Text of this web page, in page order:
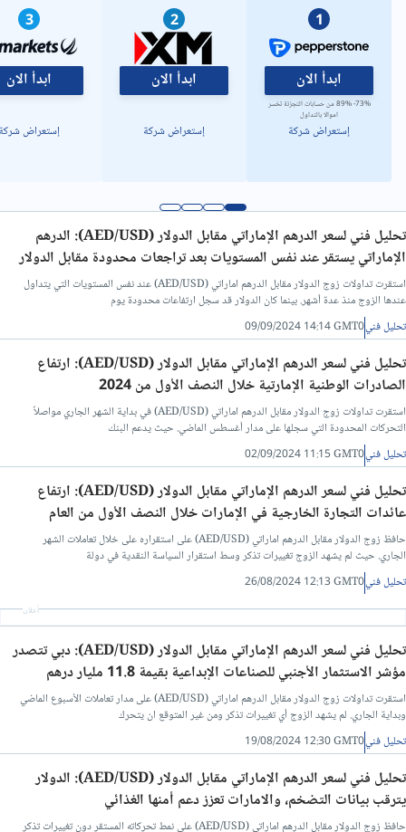
تحليل فني/سعر الدولار مقابل الدينار ليبي
1
ابدأ الان
73%- 89% من حسابات التجزئة تخسر
اموالا بالتداول
إستعراض شركة
2
ابدأ الان
إستعراض شركة
3
ابدأ الان
إستعراض
تحليل فني لسعر الدرهم الإماراتي مقابل الدولار (AED/USD): الدرهم
الإماراتي يستقر عند نفس المستويات بعد تراجعات محدودة مقابل الدولار
استقرت تداولات زوج الدولار مقابل الدرهم اماراتي (AED/USD) عند نفس المستويات التي يتداول
عندها الزوج منذ عدة أشهر. بينما كان الدولار قد سجل ارتفاعات محدودة يوم
تحليل فني09/09/2024 14:14 GMT0
تحليل فني لسعر الدرهم الإماراتي مقابل الدولار (AED/USD): ارتفاع
الصادرات الوطنية الإمارتية خلال النصف الأول من 2024
استقرت تداولات زوج الدولار مقابل الدرهم اماراتي (AED/USD) في بداية الشهر الجاري مواصلاً
التحركات المحدودة التي سجلها على مدار أغسطس الماضي. حيث يدعم البنك
تحليل فني02/09/2024 11:15 GMT0
تحليل فني لسعر الدرهم الإماراتي مقابل الدولار (AED/USD): ارتفاع
عائدات التجارة الخارجية في الإمارات خلال النصف الأول من العام
حافظ زوج الدولار مقابل الدرهم اماراتي (AED/USD) على استقراره على خلال تعاملات الشهر
الجاري. حيث لم يشهد الزوج تغييرات تذكر وسط استقرار السياسة النقدية في دولة
تحليل فني26/08/2024 12:13 GMT0
أعلان
تحليل فني لسعر الدرهم الإماراتي مقابل الدولار (AED/USD): دبي تتصدر
مؤشر الاستثمار الأجنبي للصناعات الإبداعية بقيمة 11.8 مليار درهم
استقرت تداولات زوج الدولار مقابل الدرهم اماراتي (AED/USD) على مدار تعاملات الأسبوع الماضي
وبداية الجاري. لم يشهد الزوج أي تغييرات تذكر ومن غير المتوقع ان يتحرك
تحليل فني19/08/2024 12:30 GMT0
تحليل فني لسعر الدرهم الإماراتي مقابل الدولار (AED/USD): الدولار
يترقب بيانات التضخم، والامارات تعزز دعم أمنها الغذائي
حافظ زوج الدولار مقابل الدرهم اماراتي (AED/USD) على نمط تحركاته المستقر دون تغييرات تذكر